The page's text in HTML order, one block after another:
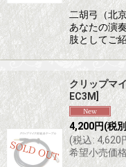
二胡弓（北
あなたの演
肢としてご
クリップマ
EC3M
4,200円(税
(税込: 4,620
希望小売価格